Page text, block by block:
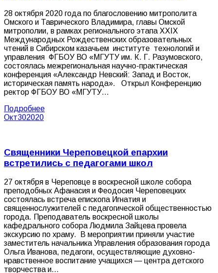
28 октября 2020 года по благословению митрополита
Омского и Таврического Владимира, главы Омской
митрополии, в рамках регионального этапа XXIX
Международных Рождественских образовательных
чтений в Сибирском казачьем институте технологий и
управления ФГБОУ ВО «МГУТУ им. К. Г. Разумовского,
состоялась межрегиональная научно-практическая
конференция «Александр Невский: Запад и Восток,
историческая память народа». Открыл Конференцию
ректор ФГБОУ ВО «МГУТУ…
Подробнее
Окт302020
Священники Череповецкой епархии
встретились с педагогами школ
27 октября в Череповце в воскресной школе собора
преподобных Афанасия и Феодосия Череповецких
состоялась встреча епископа Игнатия и
священнослужителей с педагогической общественностью
города. Преподаватель воскресной школы
кафедрального собора Людмила Зайцева провела
экскурсию по храму. В мероприятии приняли участие
заместитель начальника Управления образования города
Ольга Иванова, педагоги, осуществляющие духовно-
нравственное воспитание учащихся — центра детского
творчества и…